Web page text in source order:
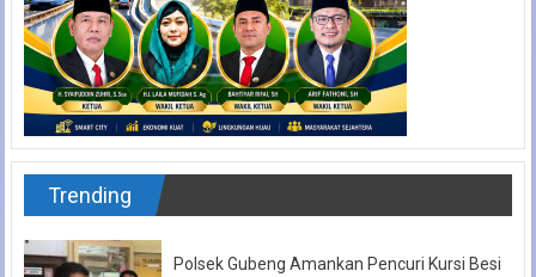
Trending
Polsek Gubeng Amankan Pencuri Kursi Besi